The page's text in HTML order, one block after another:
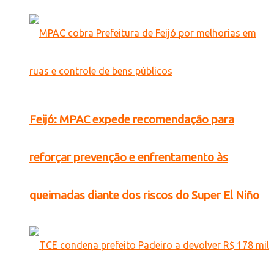
Feijó: MPAC expede recomendação para
reforçar prevenção e enfrentamento às
queimadas diante dos riscos do Super El Niño